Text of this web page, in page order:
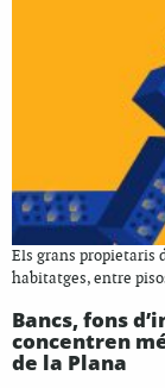
Els grans propietaris
habitatges, entre
Bancs, fons
concentren
de la Plana